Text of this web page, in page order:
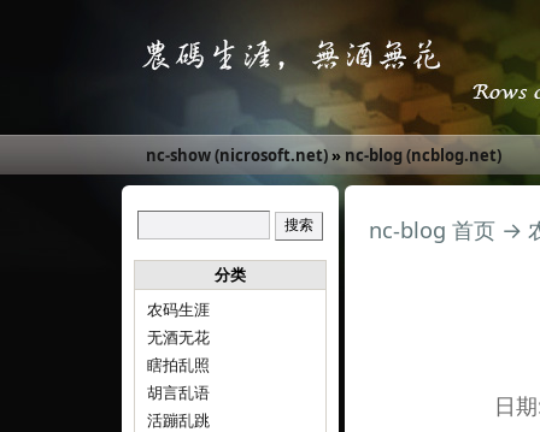
nc-show (nicrosoft.net)» nc-blog (ncblog.net)
分类
农码生涯
无酒无花
瞎拍乱照
胡言乱语
活蹦乱跳
nc-blog 首页 →
日